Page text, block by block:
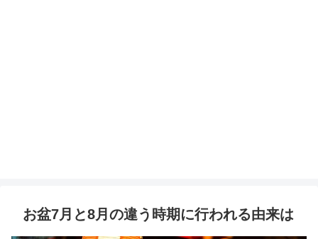
お盆7月と8月の違う時期に行われる由来は